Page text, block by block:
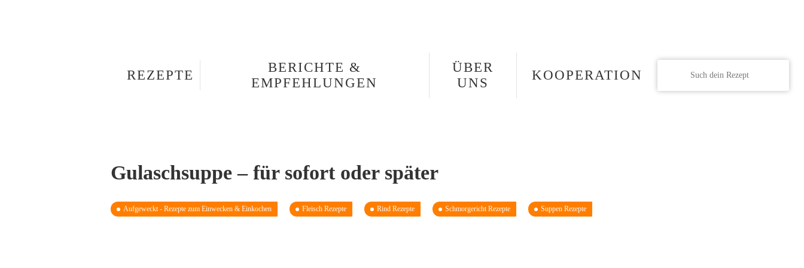
REZEPTE
BERICHTE &
EMPFEHLUNGEN
ÜBER
UNS
KOOPERATION
Gulaschsuppe – für sofort oder später
Aufgeweckt - Rezepte zum Einwecken & Einkochen Fleisch Rezepte Rind Rezepte Schmorgericht Rezepte Suppen Rezepte